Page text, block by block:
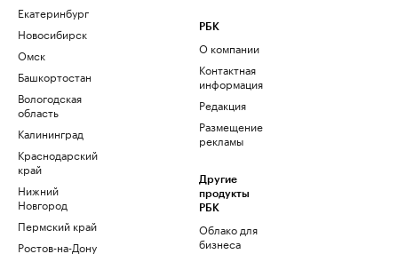
Екатеринбург
Новосибирск
Омск
Башкортостан
Вологодская
область
Калининград
Краснодарский
край
Нижний
Новгород
Пермский край
Ростов-на-Дону
РБК
О компании
Контактная
информация
Редакция
Размещение
рекламы
Другие
продукты
РБК
Облако для
бизнеса